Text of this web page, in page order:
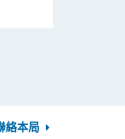
絡本局